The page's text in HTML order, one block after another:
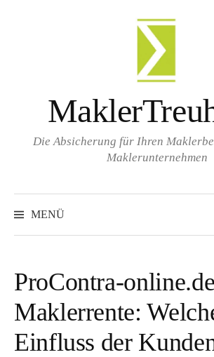
Die Absicherung für Ihren
Maklerunternehmen
MENÜ
ProContra-
Maklerrente:
Einfluss der